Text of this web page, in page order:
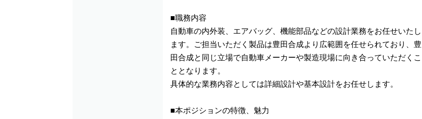
■職務内容
自動車の内外装、エアバッグ、機能部品などの設計業務をお任せいたし
ます。ご担当いただく製品は豊田合成より広範囲を任せられており、豊
田合成と同じ立場で自動車メーカーや製造現場に向き合っていただくこ
ととなります。
具体的な業務内容としては詳細設計や基本設計をお任せします。
■本ポジションの特徴、魅力